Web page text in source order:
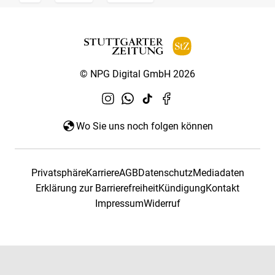
© NPG Digital GmbH 2026
Wo Sie uns noch folgen können
PrivatsphäreKarriereAGBDatenschutzMediadaten
Erklärung zur BarrierefreiheitKündigungKontakt
ImpressumWiderruf